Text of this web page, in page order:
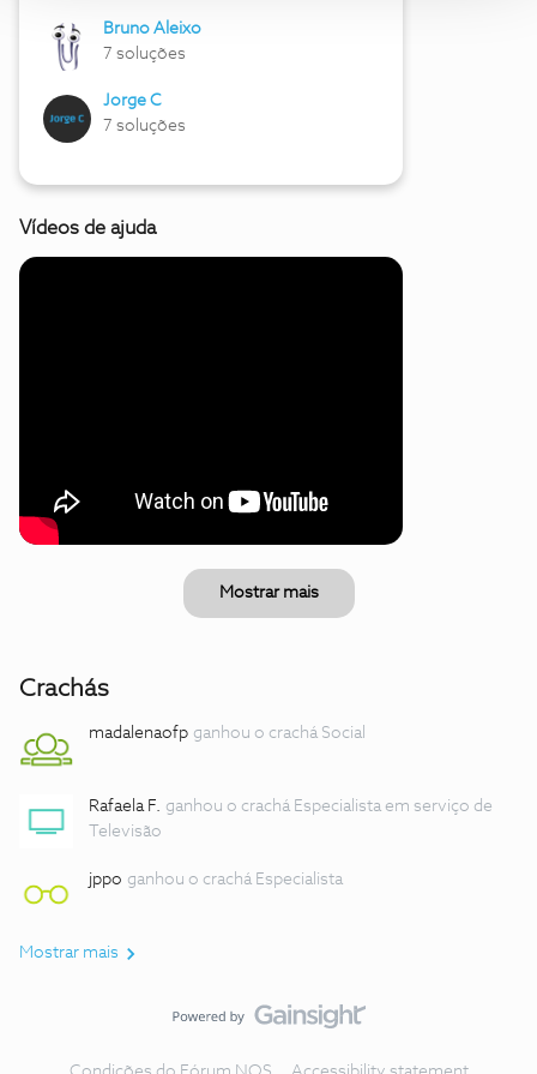
Bruno Aleixo
7 soluções
Jorge C
7 soluções
Vídeos de ajuda
Mostrar mais
Crachás
madalenaofp ganhou o crachá Social
Rafaela F. ganhou o crachá Especialista em serviço de
Televisão
jppo ganhou o crachá Especialista
Mostrar mais